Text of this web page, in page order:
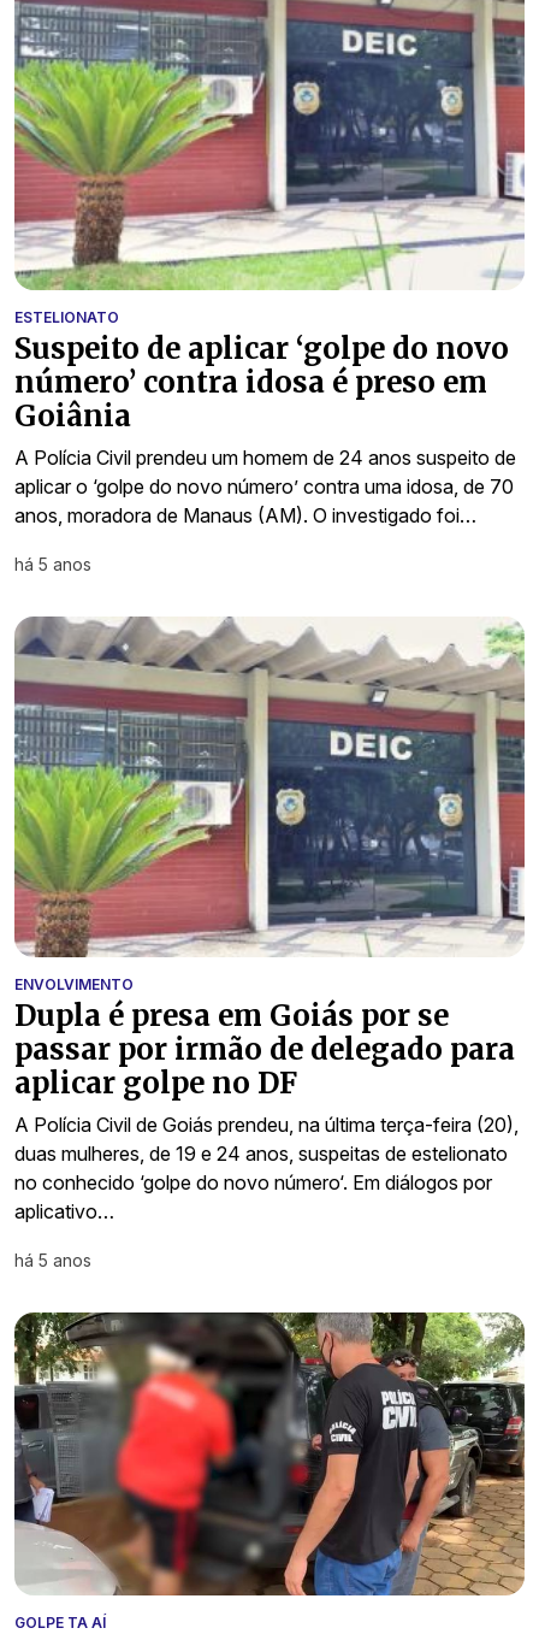
ESTELIONATO
Suspeito de aplicar ‘golpe do novo
número’ contra idosa é preso em
Goiânia
A Polícia Civil prendeu um homem de 24 anos suspeito de
aplicar o ‘golpe do novo número’ contra uma idosa, de 70
anos, moradora de Manaus (AM). O investigado foi…
há 5 anos
ENVOLVIMENTO
Dupla é presa em Goiás por se
passar por irmão de delegado para
aplicar golpe no DF
A Polícia Civil de Goiás prendeu, na última terça-feira (20),
duas mulheres, de 19 e 24 anos, suspeitas de estelionato
no conhecido ‘golpe do novo número‘. Em diálogos por
aplicativo…
há 5 anos
GOLPE TA AÍ